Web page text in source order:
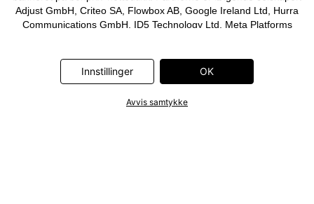
Adjust GmbH, Criteo SA, Flowbox AB, Google Ireland Ltd, Hurra
Communications GmbH, ID5 Technology Ltd, Meta Platforms
Technologies UK Ltd. Ytterligere informasjon om
databehandlingene utført av disse partnerne finner du i
lenke i banneret.
Innstillinger OK
Avvis samtykke